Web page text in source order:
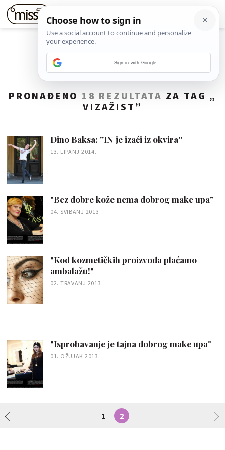
PRONAĐENO 18 REZULTATA ZA TAG „
VIZAŽIST ”
Dino Baksa: ''IN je izaći iz okvira''
13. LIPANJ 2014.
"Bez dobre kože nema dobrog make upa"
04. SVIBANJ 2013.
"Kod kozmetičkih proizvoda plaćamo
ambalažu!"
02. TRAVANJ 2013.
"Isprobavanje je tajna dobrog make upa"
01. OŽUJAK 2013.
1 2
Sign in with Google